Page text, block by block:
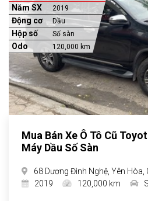
Năm SX 2019
Động cơ Dầu
Hộp số Số sàn
Odo 120,000 km
Mua Bán Xe Ô Tô Cũ
Máy Dầu Số Sàn
68 Dương Đình Nghệ, Yên Hòa,
2019
120,000 km